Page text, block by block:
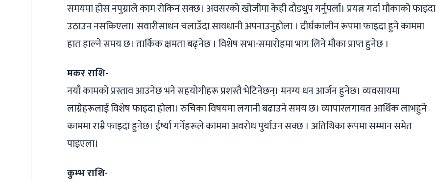
समयमा होस नपुग्नाले काम रोकिन सक्छ। अवसरको खोजीमा केही दौडधुप गर्नुपर्ला। प्रयत्न गर्दा मौकाको फाइदा
उठाउन नसकिएला। सवारीसाधन चलाउँदा सावधानी अपनाउनुहोला । दीर्घकालीन रूपमा फाइदा हुने काममा
हात हाल्ने समय छ। तार्किक क्षमता बढ्‌नेछ । विशेष सभा-समारोहमा भाग लिने मौका प्राप्त हुनेछ ।
मकर राशि-
नयाँ कामको प्रस्ताव आउनेछ भने सहयोगीहरू प्रशस्तै भेटिनेछन्। मनग्य धन आर्जन हुनेछ। व्यवसायमा
लाग्नेहरूलाई विशेष फाइदा होला। रुचिका विषयमा लगानी बढाउने समय छ। व्यापारलगायत आर्थिक लाभहुने
काममा राम्रै फाइदा हुनेछ। ईर्ष्या गर्नेहरूले काममा अवरोध पुर्याउन सक्छ । अतिथिका रूपमा सम्मान समेत
पाइएला।
कुम्भ राशि-